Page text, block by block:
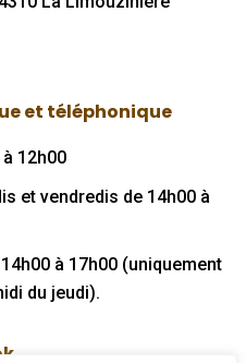
et téléphonique
12h00
et vendredis de 14h00 à
à 17h00 (uniquement
du jeudi).